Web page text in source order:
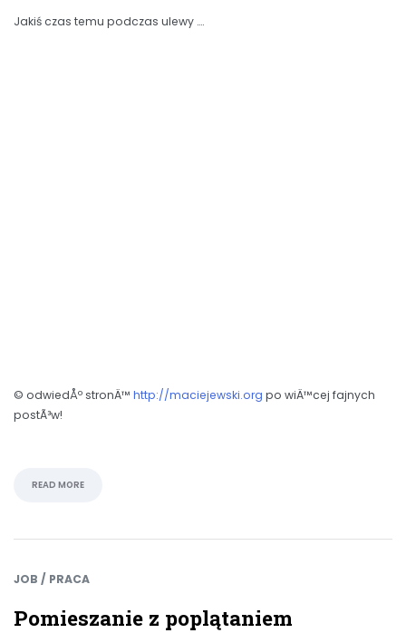
Jakiś czas temu podczas ulewy ….
© odwiedÅº stronÄ™ http://maciejewski.org po wiÄ™cej fajnych
postÃ³w!
READ MORE
JOB / PRACA
Pomieszanie z poplątaniem